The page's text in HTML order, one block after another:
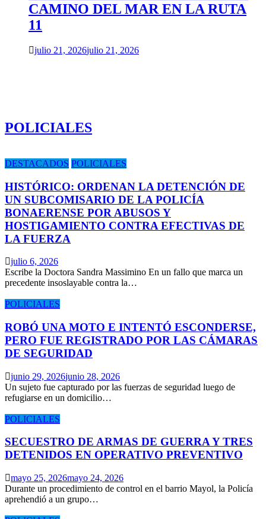
CAMINO DEL MAR EN LA RUTA
11
julio 21, 2026julio 21, 2026
POLICIALES
DESTACADOS POLICIALES
HISTÓRICO: ORDENAN LA DETENCIÓN DE
UN SUBCOMISARIO DE LA POLICÍA
BONAERENSE POR ABUSOS Y
HOSTIGAMIENTO CONTRA EFECTIVAS DE
LA FUERZA
julio 6, 2026
Escribe la Doctora Sandra Massimino En un fallo que marca un
precedente insoslayable contra la…
POLICIALES
ROBÓ UNA MOTO E INTENTÓ ESCONDERSE,
PERO FUE REGISTRADO POR LAS CÁMARAS
DE SEGURIDAD
junio 29, 2026junio 28, 2026
Un sujeto fue capturado por las fuerzas de seguridad luego de
refugiarse en un domicilio…
POLICIALES
SECUESTRO DE ARMAS DE GUERRA Y TRES
DETENIDOS EN OPERATIVO PREVENTIVO
mayo 25, 2026mayo 24, 2026
Durante un procedimiento de control en el barrio Mayol, la Policía
aprehendió a un grupo…